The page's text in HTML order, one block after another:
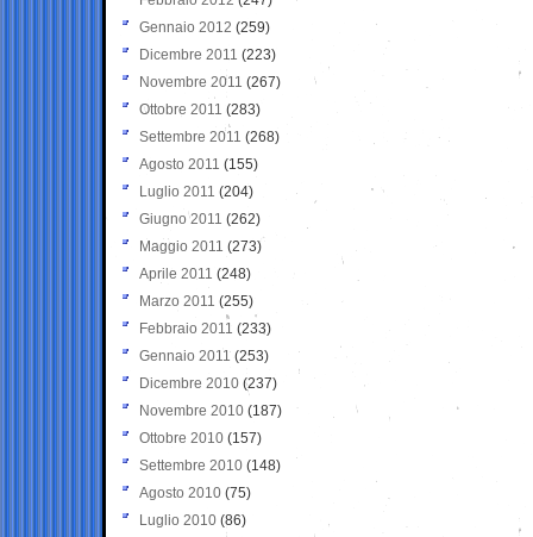
Gennaio 2012 (259)
Dicembre 2011 (223)
Novembre 2011 (267)
Ottobre 2011 (283)
Settembre 2011 (268)
Agosto 2011 (155)
Luglio 2011 (204)
Giugno 2011 (262)
Maggio 2011 (273)
Aprile 2011 (248)
Marzo 2011 (255)
Febbraio 2011 (233)
Gennaio 2011 (253)
Dicembre 2010 (237)
Novembre 2010 (187)
Ottobre 2010 (157)
Settembre 2010 (148)
Agosto 2010 (75)
Luglio 2010 (86)